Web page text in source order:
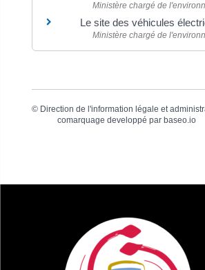
Ministère chargé de
Le site des véhicules
Ministère chargé de
© Direction de l'information légale et
comarquage developpé par baseo.io